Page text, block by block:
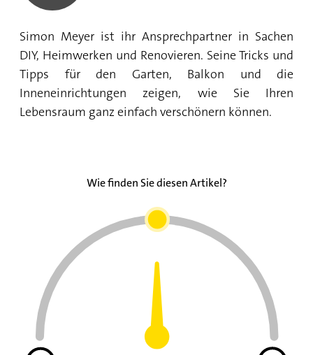
Simon Meyer ist ihr Ansprechpartner in Sachen
DIY, Heimwerken und Renovieren. Seine Tricks und
Tipps für den Garten, Balkon und die
Inneneinrichtungen zeigen, wie Sie Ihren
Lebensraum ganz einfach verschönern können.
Wie finden Sie diesen Artikel?